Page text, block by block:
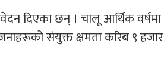
दिएका छन् । चालू आर्थिक वर्षमा
संयुक्त क्षमता करिब ९ हजार